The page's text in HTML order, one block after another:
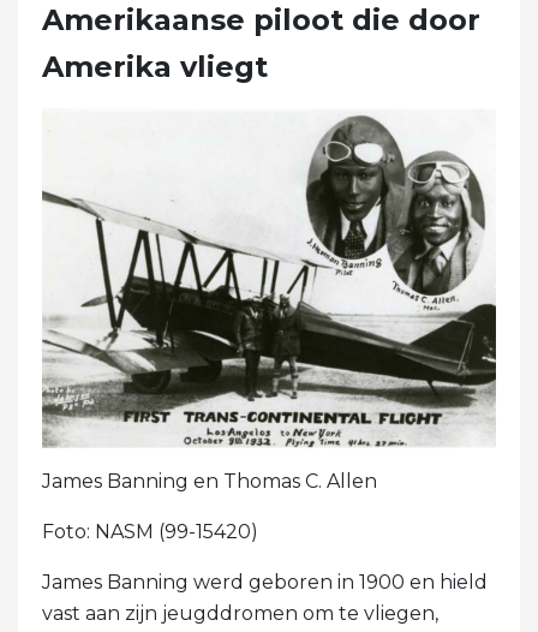
Amerikaanse piloot die door
Amerika vliegt
James Banning en Thomas C. Allen
Foto: NASM (99-15420)
James Banning werd geboren in 1900 en hield
vast aan zijn jeugddromen om te vliegen,